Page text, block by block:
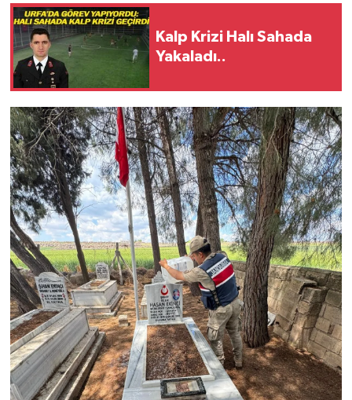
Kalp Krizi Halı Sahada
Yakaladı..